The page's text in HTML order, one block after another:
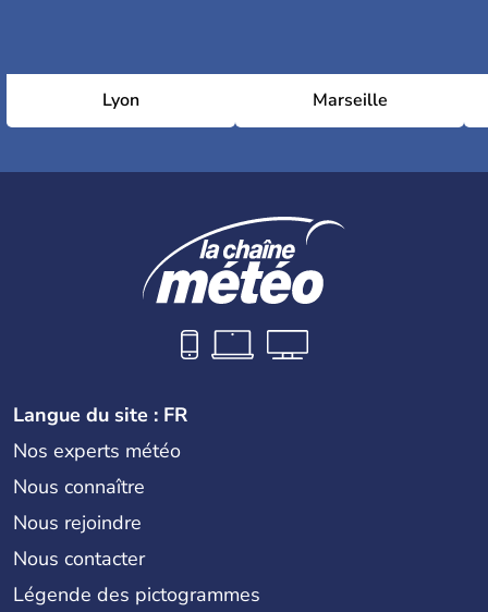
Lyon Marseille
Langue du site : FR
Nos experts météo
Nous connaître
Nous rejoindre
Nous contacter
Légende des pictogrammes